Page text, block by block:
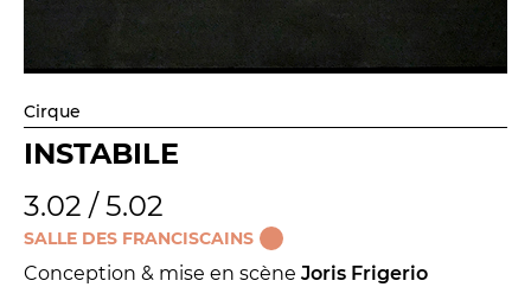
Les Spectacles
Le Calendrier
Les Tournées
LES RENDEZ-VOUS
Conversation intime
Cirque
INSTABILE
3.02 / 5.02
SALLE DES FRANCISCAINS
Conception & mise en scène Joris Frigerio